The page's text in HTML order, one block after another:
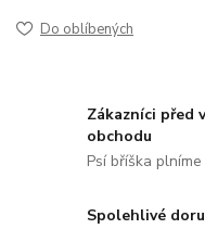
Do oblíbených
Zákazníci před
obchodu
Psí bříška
Spolehlivé